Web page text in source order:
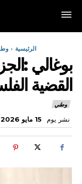
الرئيسية
بوغالي
القضية
وطني
نشر يوم 15 مايو 2026